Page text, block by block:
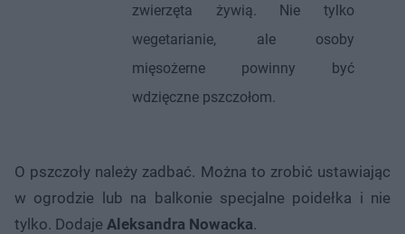
zwierzęta żywią. Nie tylko
wegetarianie, ale osoby
mięsożerne powinny być
wdzięczne pszczołom.
O pszczoły należy zadbać. Można to zrobić ustawiając
w ogrodzie lub na balkonie specjalne poidełka i nie
tylko. Dodaje Aleksandra Nowacka.